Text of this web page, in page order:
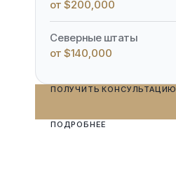
ПОЛУЧИТЬ КОНСУЛЬТАЦИЮ
ПОДРОБНЕЕ
от $200,000
Северные штаты
от $140,000